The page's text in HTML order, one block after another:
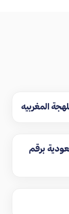
المغربيه
برقم